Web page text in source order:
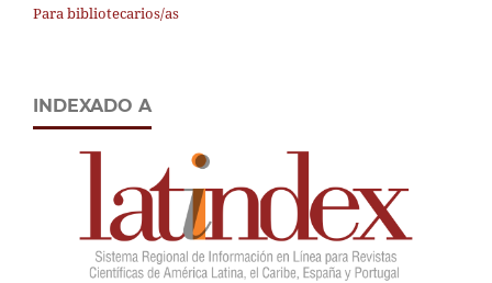
Para bibliotecarios/as
INDEXADO A